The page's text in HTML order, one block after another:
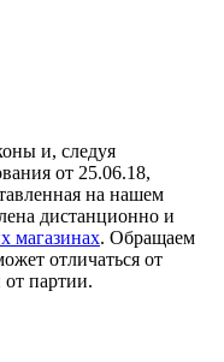
и, следуя
от 25.06.18,
на нашем
дистанционно и
магазинах. Обращаем
отличаться от
от партии.